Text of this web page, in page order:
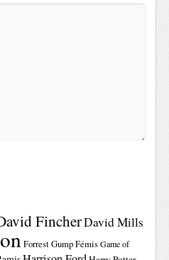
FincherDavid Mills
Forrest GumpFémis Game of